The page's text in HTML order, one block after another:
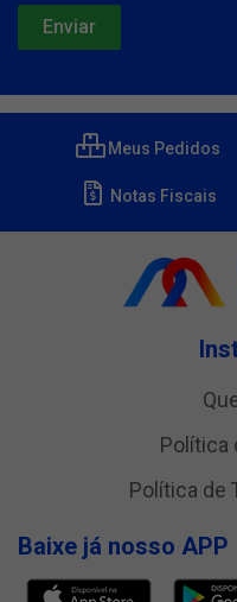
Meus Pedidos
Notas Fiscais
Política
Política de
Baixe já nosso APP